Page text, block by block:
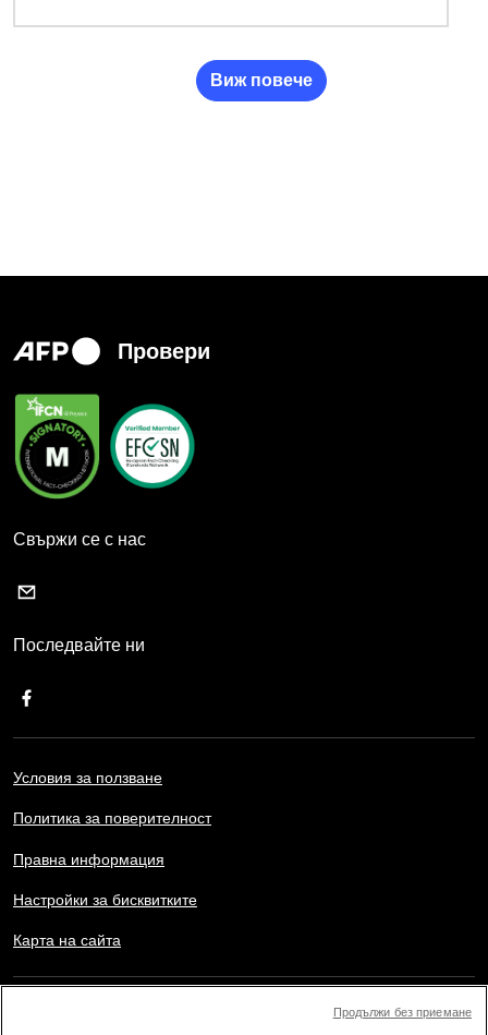
Виж повече
Провери
Свържи се с нас
Последвайте ни
Условия за ползване
Политика за поверителност
Правна информация
Настройки за бисквитките
Карта на сайта
Copyright © AFP 2017-2026. Всички права запазени.
Продължи без приемане